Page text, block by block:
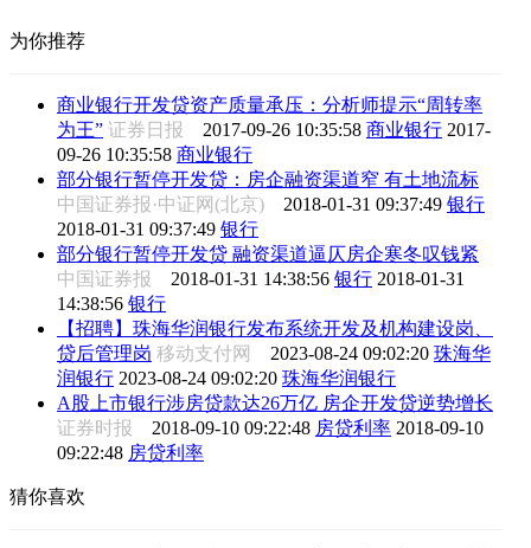
为你推荐
商业银行开发贷资产质量承压：分析师提示“周转率
为王” 证券日报 2017-09-26 10:35:58 商业银行 2017-
09-26 10:35:58 商业银行
部分银行暂停开发贷：房企融资渠道窄 有土地流标
中国证券报·中证网(北京) 2018-01-31 09:37:49 银行
2018-01-31 09:37:49 银行
部分银行暂停开发贷 融资渠道逼仄房企寒冬叹钱紧
中国证券报 2018-01-31 14:38:56 银行 2018-01-31
14:38:56 银行
【招聘】珠海华润银行发布系统开发及机构建设岗、
贷后管理岗 移动支付网 2023-08-24 09:02:20 珠海华
润银行 2023-08-24 09:02:20 珠海华润银行
A股上市银行涉房贷款达26万亿 房企开发贷逆势增长
证券时报 2018-09-10 09:22:48 房贷利率 2018-09-10
09:22:48 房贷利率
猜你喜欢